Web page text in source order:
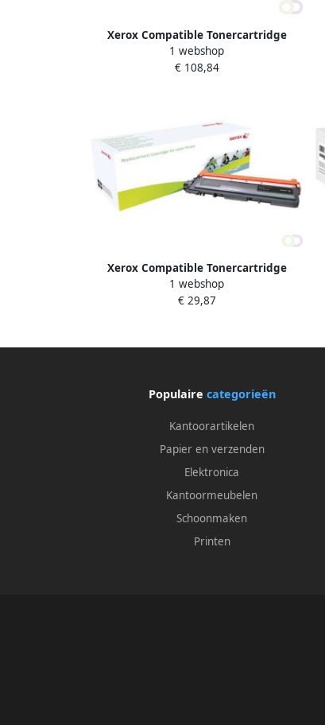
Xerox Compatible Tonercartridge
Xerox alternatief tbv Brother TN 423M
rood
1 webshop
€ 108,84
Xerox Compatible Tonercartridge
Xerox alternatief tbv Brother TN-230
zwart
1 webshop
€ 29,87
Populaire categorieën
Kantoorartikelen
Papier en verzenden
Elektronica
Kantoormeubelen
Schoonmaken
Printen